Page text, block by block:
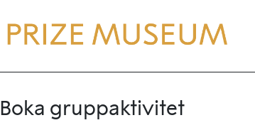
Boka gruppaktivitet